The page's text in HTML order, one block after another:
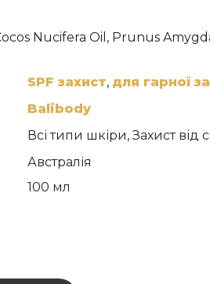
Nucifera Oil, Prunus
Methoxyphenyl Triazine,
SPF захист, для гарної
Balibody
Всі типи шкіри, Захист від
Австралія
100 мл